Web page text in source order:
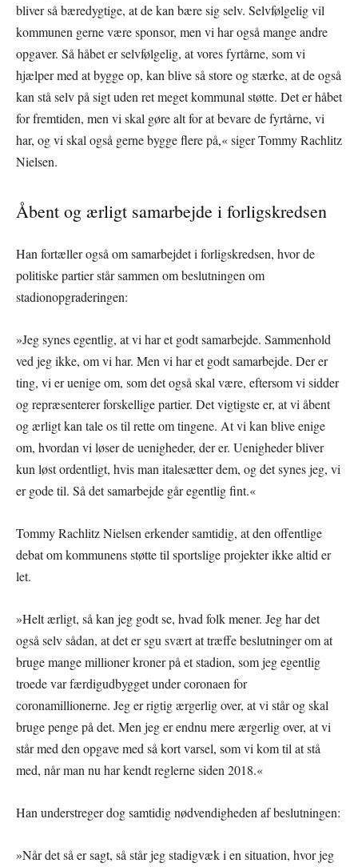
bliver så bæredygtige, at de kan bære sig selv. Selvfølgelig vil
kommunen gerne være sponsor, men vi har også mange andre
opgaver. Så håbet er selvfølgelig, at vores fyrtårne, som vi
hjælper med at bygge op, kan blive så store og stærke, at de også
kan stå selv på sigt uden ret meget kommunal støtte. Det er håbet
for fremtiden, men vi skal gøre alt for at bevare de fyrtårne, vi
har, og vi skal også gerne bygge flere på,« siger Tommy Rachlitz
Nielsen.
Åbent og ærligt samarbejde i forligskredsen
Han fortæller også om samarbejdet i forligskredsen, hvor de
politiske partier står sammen om beslutningen om
stadionopgraderingen:
»Jeg synes egentlig, at vi har et godt samarbejde. Sammenhold
ved jeg ikke, om vi har. Men vi har et godt samarbejde. Der er
ting, vi er uenige om, som det også skal være, eftersom vi sidder
og repræsenterer forskellige partier. Det vigtigste er, at vi åbent
og ærligt kan tale os til rette om tingene. At vi kan blive enige
om, hvordan vi løser de uenigheder, der er. Uenigheder bliver
kun løst ordentligt, hvis man italesætter dem, og det synes jeg, vi
er gode til. Så det samarbejde går egentlig fint.«
Tommy Rachlitz Nielsen erkender samtidig, at den offentlige
debat om kommunens støtte til sportslige projekter ikke altid er
let.
»Helt ærligt, så kan jeg godt se, hvad folk mener. Jeg har det
også selv sådan, at det er sgu svært at træffe beslutninger om at
bruge mange millioner kroner på et stadion, som jeg egentlig
troede var færdigudbygget under coronaen for
coronamillionerne. Jeg er rigtig ærgerlig over, at vi står og skal
bruge penge på det. Men jeg er endnu mere ærgerlig over, at vi
står med den opgave med så kort varsel, som vi kom til at stå
med, når man nu har kendt reglerne siden 2018.«
Han understreger dog samtidig nødvendigheden af beslutningen:
»Når det så er sagt, så står jeg stadigvæk i en situation, hvor jeg